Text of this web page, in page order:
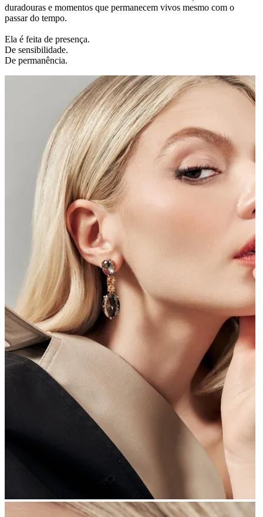
duradouras e momentos que permanecem vivos mesmo com o
passar do tempo.
Ela é feita de presença.
De sensibilidade.
De permanência.